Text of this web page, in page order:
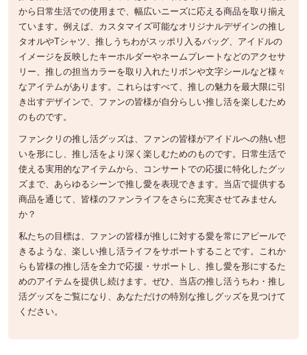
から日常生活での使用まで、幅広いニーズに応える商品を取り揃え
ています。例えば、カスタマイズ可能なオリジナルデザインの推し
タオルやTシャツ、推しうちわがスッポリ入るバッグ、アイドルの
イメージを反映したキーホルダーやネームプレートなどのアクセサ
リー、推しの担当カラーを取り入れたリボンや文字シールなど様々
なアイテムがあります。これらはすべて、推しの魅力を最大限に引
き出すデザインで、ファンの皆様が自分らしい推し活を楽しむため
のものです。
ファンクリの推し活グッズは、ファンの皆様がアイドルへの熱い想
いを形にし、推し活をより深く楽しむためのものです。日常生活で
使える実用的なアイテムから、コンサートでの応援に特化したグッ
ズまで、あらゆるシーンで推し愛を表現できます。当店で提供する
商品を通じて、皆様のファンライフをさらに充実させてみません
か？
私たちの目標は、ファンの皆様が推しに対する愛を常にアピールで
きるような、楽しい推し活ライフをサポートすることです。これか
らも皆様の推し活を全力で応援・サポートし、推し愛を形にするた
めのアイテムを提供し続けます。ぜひ、当店の推し活うちわ・推し
活グッズをご覧になり、あなただけの特別な推しグッズを見つけて
ください。